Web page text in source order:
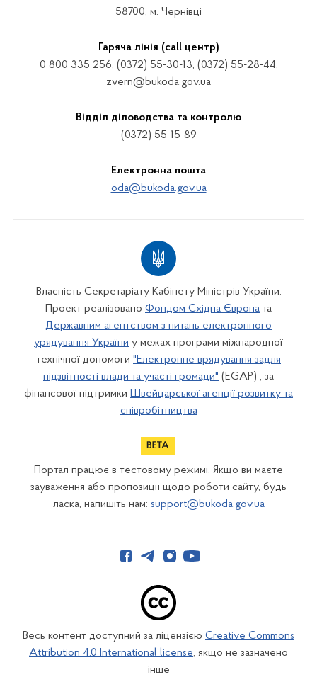
58700, м. Чернівці
Гаряча лінія (call центр)
0 800 335 256, (0372) 55-30-13, (0372) 55-28-44,
zvern@bukoda.gov.ua
Відділ діловодства та контролю
(0372) 55-15-89
Електронна пошта
oda@bukoda.gov.ua
Власність Секретаріату Кабінету Міністрів України.
Проект реалізовано Фондом Східна Європа та
Державним агентством з питань електронного
урядування України у межах програми міжнародної
технічної допомоги "Електронне врядування задля
підзвітності влади та участі громади" (EGAP) , за
фінансової підтримки Швейцарської агенції розвитку та
співробітництва
Портал працює в тестовому режимі. Якщо ви маєте
зауваження або пропозиції щодо роботи сайту, будь
ласка, напишіть нам: support@bukoda.gov.ua
Весь контент доступний за ліцензією Creative Commons
Attribution 4.0 International license, якщо не зазначено
інше